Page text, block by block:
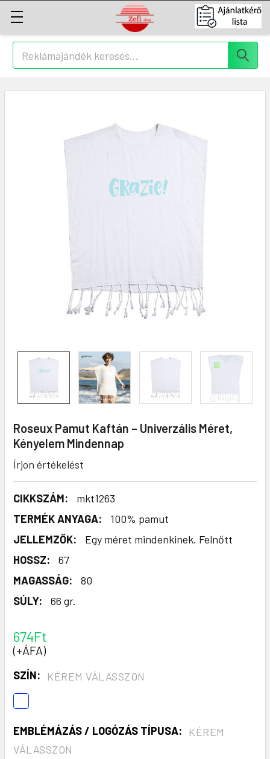
Keresés
Roseux Pamut Kaftán – Univerzális Méret,
Kényelem Mindennap
Írjon értékelést
CIKKSZÁM:
mkt1263
TERMÉK ANYAGA:
100% pamut
JELLEMZŐK:
Egy méret mindenkinek. Felnőtt
HOSSZ:
67
MAGASSÁG:
80
SÚLY:
66 gr.
674Ft
(+ÁFA)
SZÍN: KÉREM VÁLASSZON
EMBLÉMÁZÁS / LOGÓZÁS TÍPUSA:
KÉREM
VÁLASSZON